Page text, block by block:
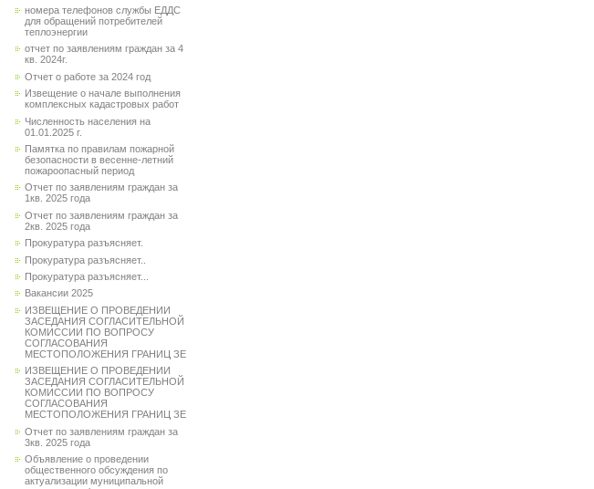
номера телефонов службы ЕДДС
для обращений потребителей
теплоэнергии
отчет по заявлениям граждан за 4
кв. 2024г.
Отчет о работе за 2024 год
Извещение о начале выполнения
комплексных кадастровых работ
Численность населения на
01.01.2025 г.
Памятка по правилам пожарной
безопасности в весенне-летний
пожароопасный период
Отчет по заявлениям граждан за
1кв. 2025 года
Отчет по заявлениям граждан за
2кв. 2025 года
Прокуратура разъясняет.
Прокуратура разъясняет..
Прокуратура разъясняет...
Вакансии 2025
ИЗВЕЩЕНИЕ О ПРОВЕДЕНИИ
ЗАСЕДАНИЯ СОГЛАСИТЕЛЬНОЙ
КОМИССИИ ПО ВОПРОСУ
СОГЛАСОВАНИЯ
МЕСТОПОЛОЖЕНИЯ ГРАНИЦ ЗЕ
ИЗВЕЩЕНИЕ О ПРОВЕДЕНИИ
ЗАСЕДАНИЯ СОГЛАСИТЕЛЬНОЙ
КОМИССИИ ПО ВОПРОСУ
СОГЛАСОВАНИЯ
МЕСТОПОЛОЖЕНИЯ ГРАНИЦ ЗЕ
Отчет по заявлениям граждан за
3кв. 2025 года
Объявление о проведении
общественного обсуждения по
актуализации муниципальной